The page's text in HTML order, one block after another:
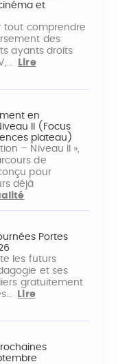
et
tout comprendre
des
ayants droits
Lire
en
II (Focus
plateau)
– Niveau II »,
de
pour
déjà
Portes
les futurs
et ses
gratuitement
Lire